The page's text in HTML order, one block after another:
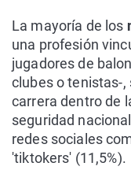
La mayoría de los
una profesión
jugadores de
clubes o tenistas-,
carrera dentro de
seguridad
redes sociales
'tiktokers' (11,5%).